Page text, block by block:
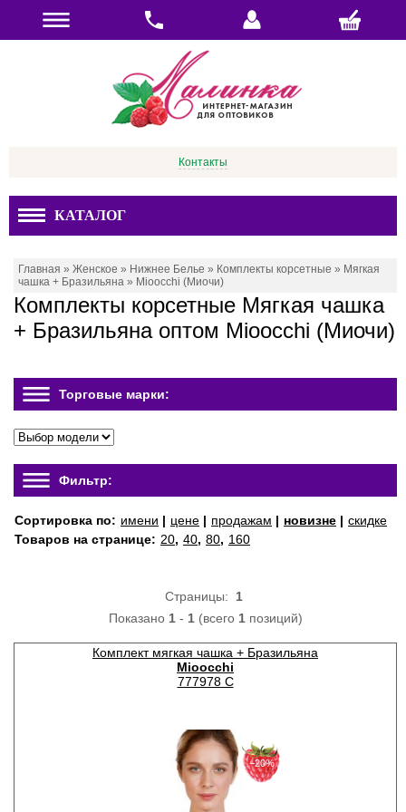
Контакты
КАТАЛОГ
Главная » Женское » Нижнее Белье » Комплекты корсетные » Мягкая
чашка + Бразильяна » Mioocchi (Миочи)
Комплекты корсетные Мягкая чашка
+ Бразильяна оптом Mioocchi (Миочи)
Торговые марки:
Фильтр:
Сортировка по: имени | цене | продажам | новизне | скидке
Товаров на странице: 20, 40, 80, 160
Страницы: 1
Показано 1- 1(всего 1позиций)
Комплект мягкая чашка + Бразильяна
Mioocchi
777978 C
−20%